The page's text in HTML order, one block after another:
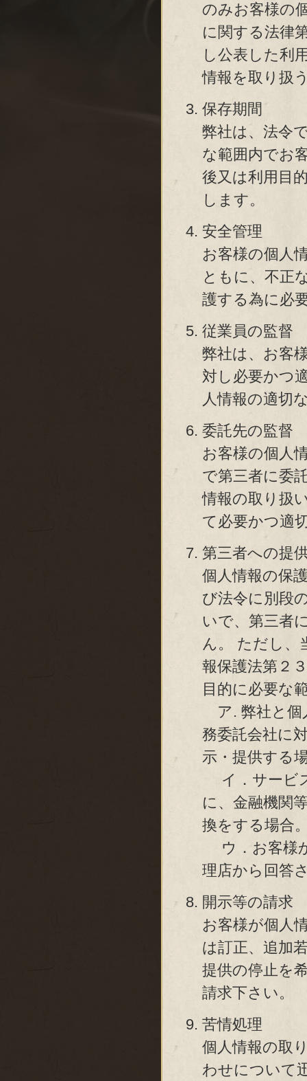
のみお客様の
に関する法律
し公表した利
情報を取り扱
保存期間
弊社は、法令
な範囲内でお
後又は利用目
します。
安全管理
お客様の個人
ともに、不正
護する為に必
従業員の監督
弊社は、お客
対し必要かつ
人情報の適切
委託先の監督
お客様の個人
で第三者に委
情報の取り扱
て必要かつ適
第三者への提
個人情報の保
び法令に別段
いで、第三者
ん。 ただし、
報保護法第２
目的に必要な
ア. 弊社と個
務委託会社に
示・提供する
イ．サービ
に、金融機関
換をする場合
ウ．お客様
理店から回答
開示等の請求
お客様が個人
は訂正、追加
提供の停止を
請求下さい。
苦情処理
個人情報の取
わせについて